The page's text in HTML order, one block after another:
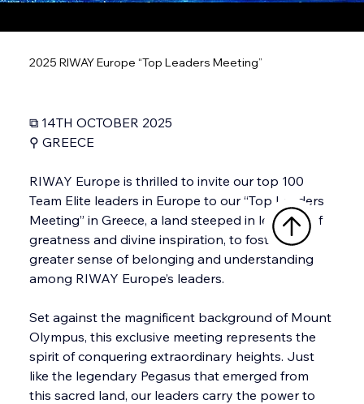
2025 RIWAY Europe “Top Leaders Meeting”
⧉ 14TH OCTOBER 2025
⚲ GREECE
RIWAY Europe is thrilled to invite our top 100
Team Elite leaders in Europe to our “Top Leaders
Meeting” in Greece, a land steeped in legends of
greatness and divine inspiration, to foster a
greater sense of belonging and understanding
among RIWAY Europe’s leaders.
Set against the magnificent background of Mount
Olympus, this exclusive meeting represents the
spirit of conquering extraordinary heights. Just
like the legendary Pegasus that emerged from
this sacred land, our leaders carry the power to